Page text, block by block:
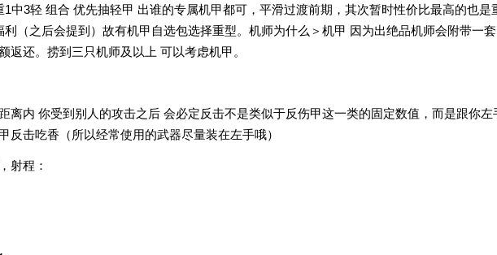
中3轻 组合 优先抽轻甲 出谁的专属机甲都可，平滑过渡前期，其次暂时性价比最高的也是
（之后会提到）故有机甲自选包选择重型。机师为什么＞机甲 因为出绝品机师会附带一套
返还。捞到三只机师及以上 可以考虑机甲。
离内 你受到别人的攻击之后 会必定反击不是类似于反伤甲这一类的固定数值，而是跟你左
反击吃香（所以经常使用的武器尽量装在左手哦）
射程：